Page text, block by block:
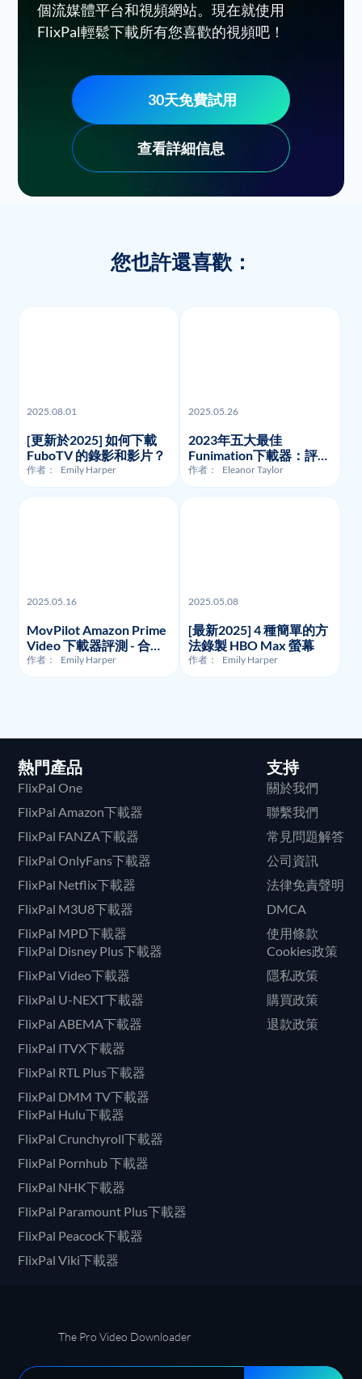
個流媒體平台和視頻網站。現在就使用
FlixPal輕鬆下載所有您喜歡的視頻吧！
30天免費試用
查看詳細信息
您也許還喜歡：
2025.08.01
[更新於2025] 如何下載
FuboTV 的錄影和影片？
作者： Emily Harper
2025.05.26
2023年五大最佳
Funimation下載器：評測
與比較
作者： Eleanor Taylor
2025.05.16
MovPilot Amazon Prime
Video 下載器評測 - 合法
性、使用方式及價格
作者： Emily Harper
2025.05.08
[最新2025] 4 種簡單的方
法錄製 HBO Max 螢幕
作者： Emily Harper
熱門產品
FlixPal One
FlixPal Amazon下載器
FlixPal FANZA下載器
FlixPal OnlyFans下載器
FlixPal Netflix下載器
FlixPal M3U8下載器
FlixPal MPD下載器
FlixPal Disney Plus下載器
FlixPal Video下載器
FlixPal U-NEXT下載器
FlixPal ABEMA下載器
FlixPal ITVX下載器
FlixPal RTL Plus下載器
FlixPal DMM TV下載器
FlixPal Hulu下載器
FlixPal Crunchyroll下載器
FlixPal Pornhub 下載器
FlixPal NHK下載器
FlixPal Paramount Plus下載器
FlixPal Peacock下載器
FlixPal Viki下載器
支持
關於我們
聯繫我們
常見問題解答
公司資訊
法律免責聲明
DMCA
使用條款
Cookies政策
隱私政策
購買政策
退款政策
The Pro Video Downloader